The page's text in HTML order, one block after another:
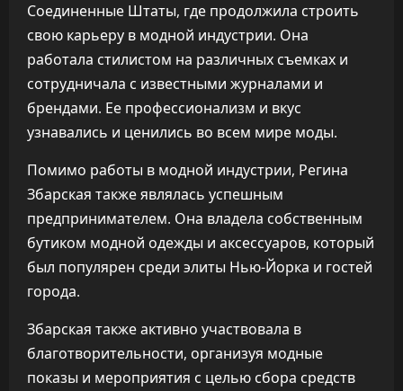
Соединенные Штаты, где продолжила строить
свою карьеру в модной индустрии. Она
работала стилистом на различных съемках и
сотрудничала с известными журналами и
брендами. Ее профессионализм и вкус
узнавались и ценились во всем мире моды.
Помимо работы в модной индустрии, Регина
Збарская также являлась успешным
предпринимателем. Она владела собственным
бутиком модной одежды и аксессуаров, который
был популярен среди элиты Нью-Йорка и гостей
города.
Збарская также активно участвовала в
благотворительности, организуя модные
показы и мероприятия с целью сбора средств